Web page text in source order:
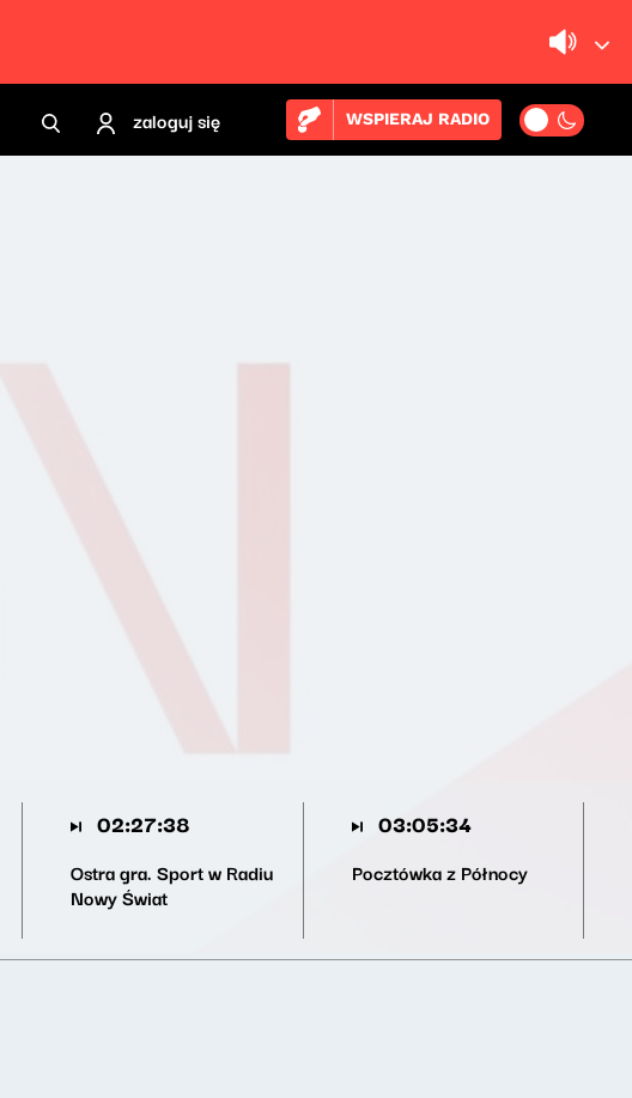
zaloguj się WSPIERAJ RADIO
02:27:38
Ostra gra. Sport w Radiu
Nowy Świat
03:05:34
Pocztówka z Północy